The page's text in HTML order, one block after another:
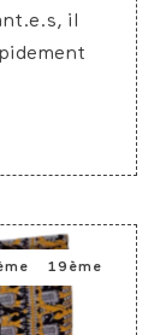
il
19ème